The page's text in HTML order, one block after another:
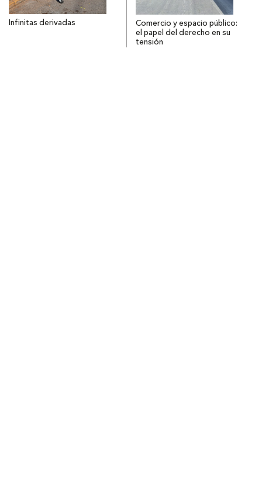
Infinitas derivadas
Comercio y espacio público:
el papel del derecho en su
tensión